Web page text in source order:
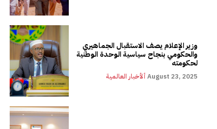
وزير الإعلام يصف الاستقبال الجماهيري
والحكومي بنجاح سياسية الوحدة الوطنية
لحكومته
ألأخبار العالمية August 23, 2025